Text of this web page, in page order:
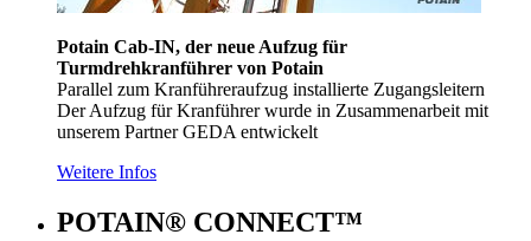
Potain Cab-IN, der neue Aufzug für
Turmdrehkranführer von Potain
Parallel zum Kranführeraufzug installierte Zugangsleitern
Der Aufzug für Kranführer wurde in Zusammenarbeit mit
unserem Partner GEDA entwickelt
Weitere Infos
POTAIN® CONNECT™